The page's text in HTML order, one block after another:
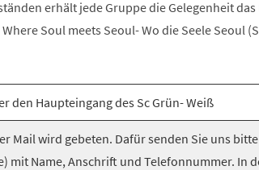
erhält jede Gruppe die Gelegenheit das
Soul meets Seoul- Wo die Seele Seoul
den Haupteingang des Sc Grün- Weiß
Mail wird gebeten. Dafür senden Sie uns
mit Name, Anschrift und Telefonnummer. In